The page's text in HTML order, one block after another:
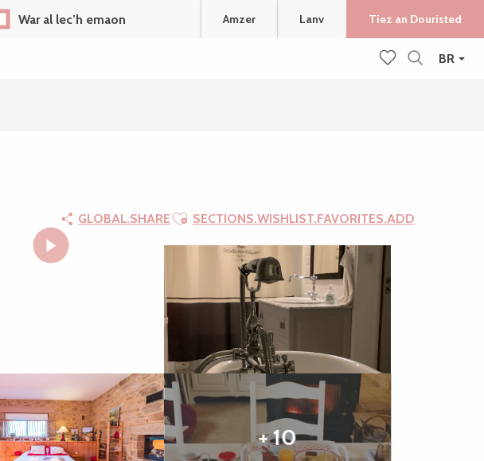
BR
War al lec’h emaon Amzer Lanv Tiez an Douristed
GLOBAL.SHARE Ajouter aux favoris
SECTIONS.WISHLIST.FAVORITES.ADD
+ 10